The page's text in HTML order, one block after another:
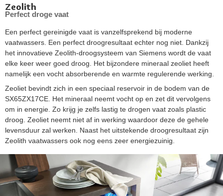
Zeolith
Perfect droge vaat
Een perfect gereinigde vaat is vanzelfsprekend bij moderne
vaatwassers. Een perfect droogresultaat echter nog niet. Dankzij
het innovatieve Zeolith-droogsysteem van Siemens wordt de vaat
elke keer weer goed droog. Het bijzondere mineraal zeoliet heeft
namelijk een vocht absorberende en warmte regulerende werking.
Zeoliet bevindt zich in een speciaal reservoir in de bodem van de
SX65ZX17CE. Het mineraal neemt vocht op en zet dit vervolgens
om in energie. Zo krijg je zelfs lastig te drogen vaat zoals plastic
droog. Zeoliet neemt niet af in werking waardoor deze de gehele
levensduur zal werken. Naast het uitstekende droogresultaat zijn
Zeolith vaatwassers ook nog eens zeer energiezuinig.